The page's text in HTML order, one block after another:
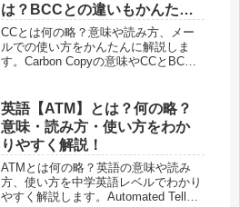
は？BCCとの違いもかんたん
解説！
CCとは何の略？意味や読み方、メー
ルでの使い方をかんたんに解説しま
す。Carbon Copyの意味やCCとBCC
英語【ATM】とは？何の略？
意味・読み方・使い方をわか
りやすく解説！
ATMとは何の略？英語の意味や読み
方、使い方を中学英語レベルでわかり
やすく解説します。Automated Teller